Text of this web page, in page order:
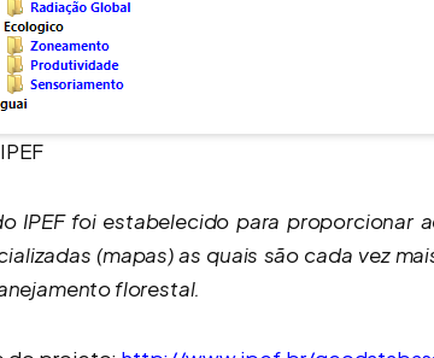
IPEF foi estabelecido para proporcionar
(mapas) as quais são cada vez
florestal.